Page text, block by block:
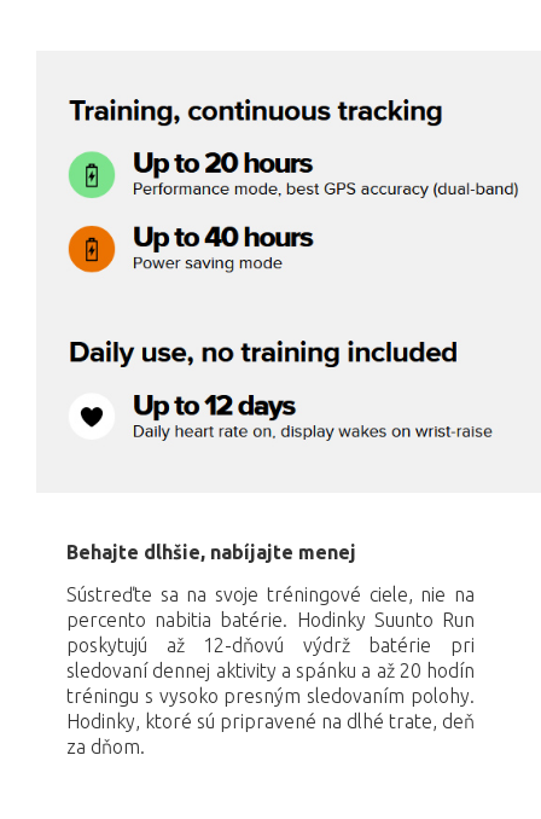
Behajte dlhšie, nabíjajte menej
Sústreďte sa na svoje tréningové ciele, nie na
percento nabitia batérie. Hodinky Suunto Run
poskytujú až 12-dňovú výdrž batérie pri
sledovaní dennej aktivity a spánku a až 20 hodín
tréningu s vysoko presným sledovaním polohy.
Hodinky, ktoré sú pripravené na dlhé trate, deň
za dňom.